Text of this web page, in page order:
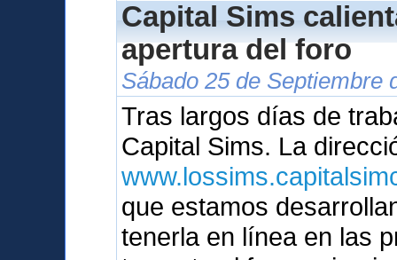
Capital Sims
apertura del foro
Sábado 25 de Septiembre
Tras largos días de
Capital Sims. La
que estamos
tenerla en línea en las